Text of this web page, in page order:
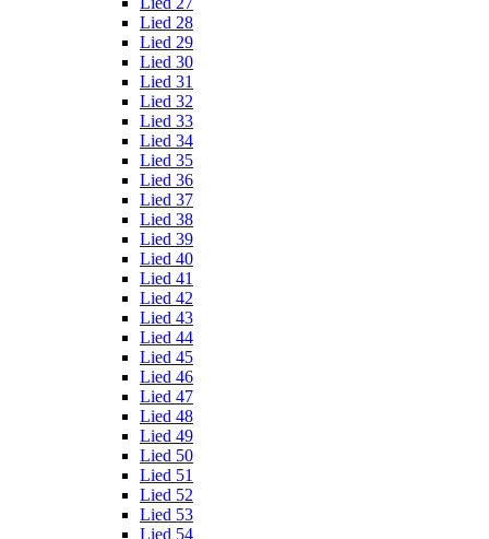
Lied 28
Lied 29
Lied 30
Lied 31
Lied 32
Lied 33
Lied 34
Lied 35
Lied 36
Lied 37
Lied 38
Lied 39
Lied 40
Lied 41
Lied 42
Lied 43
Lied 44
Lied 45
Lied 46
Lied 47
Lied 48
Lied 49
Lied 50
Lied 51
Lied 52
Lied 53
Lied 54